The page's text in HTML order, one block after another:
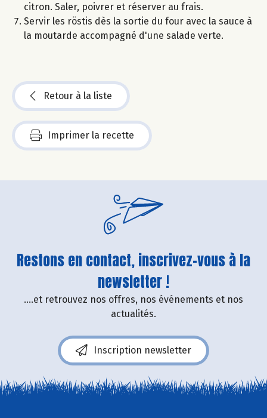
citron. Saler, poivrer et réserver au frais.
Servir les röstis dès la sortie du four avec la sauce à
la moutarde accompagné d'une salade verte.
Retour à la liste
Imprimer la recette
Restons en contact, inscrivez-vous à la
newsletter !
....et retrouvez nos offres, nos événements et nos
actualités.
Inscription newsletter